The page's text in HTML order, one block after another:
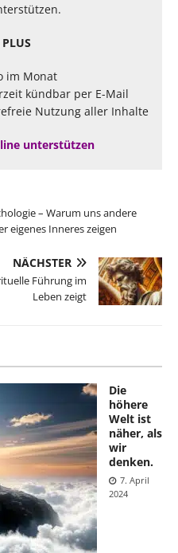
im Monat
kündbar per E-Mail
Nutzung aller Inhalte
unterstützen
– Warum uns andere
eigenes Inneres zeigen
NÄCHSTER
Führung im
Leben zeigt
Die
höhere
Welt ist
näher, als
wir
denken.
7. April
2024